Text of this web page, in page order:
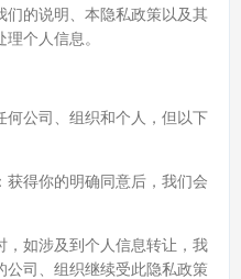
们的说明、本隐私政策以及其
个人信息。
何公司、组织和个人，但以下
得你的明确同意后，我们会
如涉及到个人信息转让，我
司、组织继续受此隐私政策